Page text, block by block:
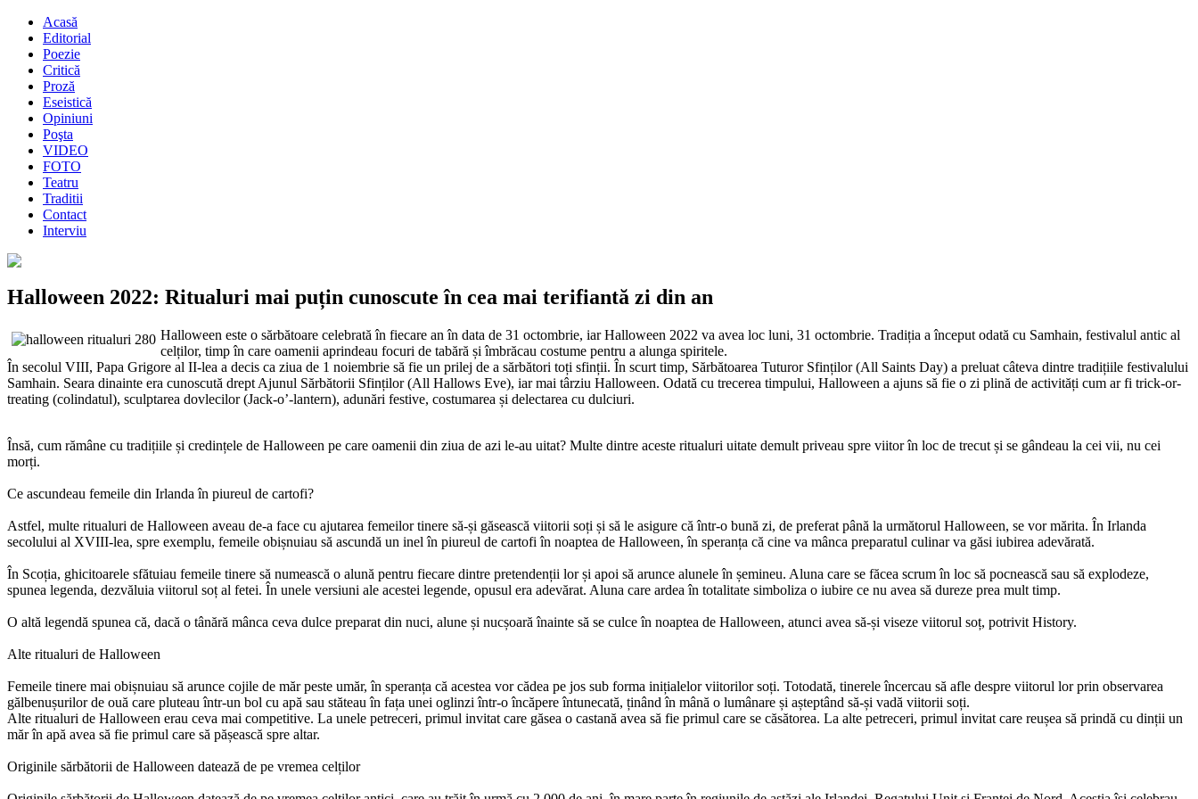
Acasă
Editorial
Poezie
Critică
Proză
Eseistică
Opiniuni
Poşta
VIDEO
FOTO
Teatru
Traditii
Contact
Interviu
Halloween 2022: Ritualuri mai puțin cunoscute în cea mai terifiantă zi din an
Halloween este o sărbătoare celebrată în fiecare an în data de 31 octombrie, iar Halloween 2022 va avea loc luni, 31 octombrie. Tradiția a început odată cu Samhain, festivalul antic al
celților, timp în care oamenii aprindeau focuri de tabără și îmbrăcau costume pentru a alunga spiritele.
În secolul VIII, Papa Grigore al II-lea a decis ca ziua de 1 noiembrie să fie un prilej de a sărbători toți sfinții. În scurt timp, Sărbătoarea Tuturor Sfinților (All Saints Day) a preluat câteva dintre tradițiile festivalului
Samhain. Seara dinainte era cunoscută drept Ajunul Sărbătorii Sfinților (All Hallows Eve), iar mai târziu Halloween. Odată cu trecerea timpului, Halloween a ajuns să fie o zi plină de activități cum ar fi trick-or-
treating (colindatul), sculptarea dovlecilor (Jack-o’-lantern), adunări festive, costumarea și delectarea cu dulciuri.
Însă, cum rămâne cu tradițiile și credințele de Halloween pe care oamenii din ziua de azi le-au uitat? Multe dintre aceste ritualuri uitate demult priveau spre viitor în loc de trecut și se gândeau la cei vii, nu cei
morți.
Ce ascundeau femeile din Irlanda în piureul de cartofi?
Astfel, multe ritualuri de Halloween aveau de-a face cu ajutarea femeilor tinere să-și găsească viitorii soți și să le asigure că într-o bună zi, de preferat până la următorul Halloween, se vor mărita. În Irlanda
secolului al XVIII-lea, spre exemplu, femeile obișnuiau să ascundă un inel în piureul de cartofi în noaptea de Halloween, în speranța că cine va mânca preparatul culinar va găsi iubirea adevărată.
În Scoția, ghicitoarele sfătuiau femeile tinere să numească o alună pentru fiecare dintre pretendenții lor și apoi să arunce alunele în șemineu. Aluna care se făcea scrum în loc să pocnească sau să explodeze,
spunea legenda, dezvăluia viitorul soț al fetei. În unele versiuni ale acestei legende, opusul era adevărat. Aluna care ardea în totalitate simboliza o iubire ce nu avea să dureze prea mult timp.
O altă legendă spunea că, dacă o tânără mânca ceva dulce preparat din nuci, alune și nucșoară înainte să se culce în noaptea de Halloween, atunci avea să-și viseze viitorul soț, potrivit History.
Alte ritualuri de Halloween
Femeile tinere mai obișnuiau să arunce cojile de măr peste umăr, în speranța că acestea vor cădea pe jos sub forma inițialelor viitorilor soți. Totodată, tinerele încercau să afle despre viitorul lor prin observarea
gălbenușurilor de ouă care pluteau într-un bol cu apă sau stăteau în fața unei oglinzi într-o încăpere întunecată, ținând în mână o lumânare și așteptând să-și vadă viitorii soți.
Alte ritualuri de Halloween erau ceva mai competitive. La unele petreceri, primul invitat care găsea o castană avea să fie primul care se căsătorea. La alte petreceri, primul invitat care reușea să prindă cu dinții un
măr în apă avea să fie primul care să pășească spre altar.
Originile sărbătorii de Halloween datează de pe vremea celților